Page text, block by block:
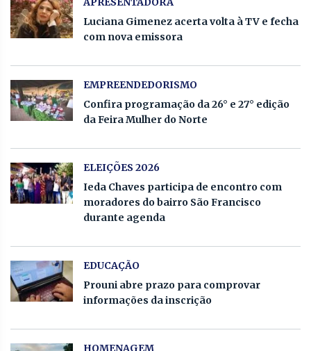
Luciana Gimenez acerta volta à TV e fecha
com nova emissora
EMPREENDEDORISMO
Confira programação da 26° e 27° edição
da Feira Mulher do Norte
ELEIÇÕES 2026
Ieda Chaves participa de encontro com
moradores do bairro São Francisco
durante agenda
EDUCAÇÃO
Prouni abre prazo para comprovar
informações da inscrição
HOMENAGEM